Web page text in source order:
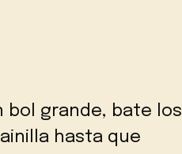
bol grande, bate los
hasta que